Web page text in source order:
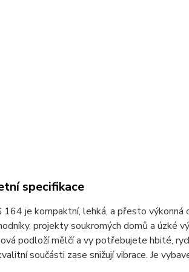
specifikace
164 je kompaktní, lehká, a přesto výkonná
projekty soukromých domů a úzké
podloží mělčí a vy potřebujete hbité,
součásti zase snižují vibrace. Je